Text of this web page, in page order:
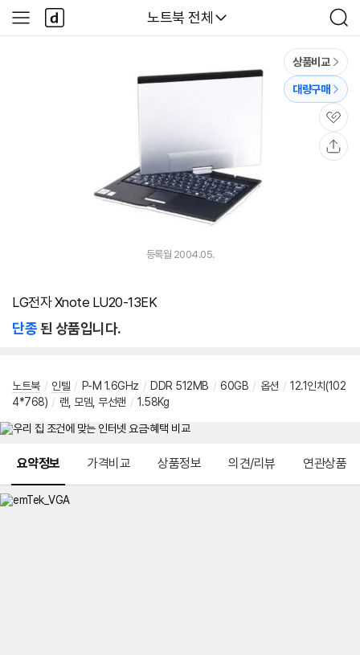
다나와
노트북 전체
검
색
사
이
다
나
와
상품비교
대량구매
관
심
등록월 2004.05.
LG전자 Xnote LU20-13EK
단종된 상품입니다.
노트북 / 인텔 / P-M 1.6GHz / DDR 512MB / 60GB / 옵션 / 12.1인치(102
4*768) / 랜, 모뎀, 무선랜 / 1.58Kg
요약정보 가격비교 상품정보 의견/리뷰 연관상품